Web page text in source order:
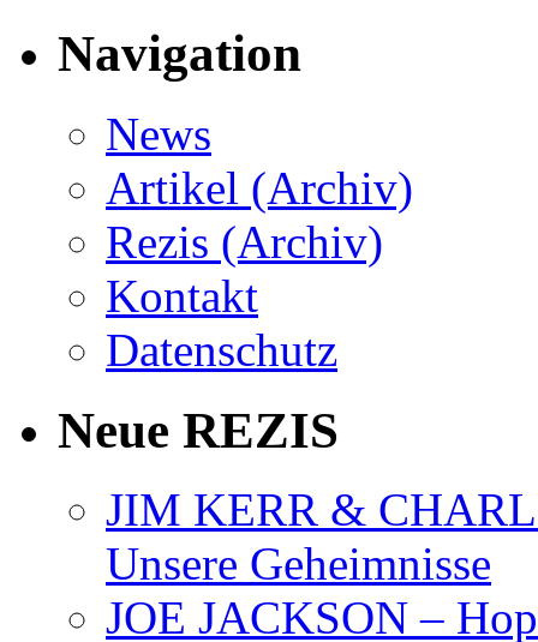
Navigation
News
Artikel (Archiv)
Rezis (Archiv)
Kontakt
Datenschutz
Neue REZIS
JIM KERR &
Unsere Geheimnisse
JOE JACKSON –